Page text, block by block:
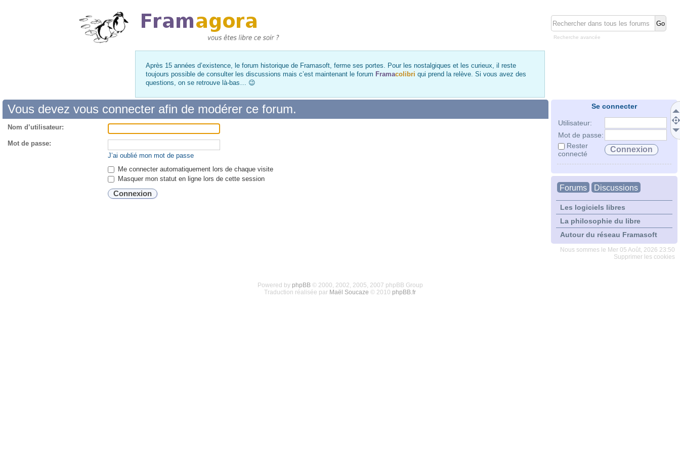
Recherche avancée
Après 15 années d’existence, le forum historique de Framasoft, ferme ses portes. Pour les nostalgiques et les curieux, il reste
toujours possible de consulter les discussions mais c’est maintenant le forum Framacolibri qui prend la relève. Si vous avez des
questions, on se retrouve là-bas… 😉
Se connecter
Utilisateur:
Mot de passe:
Rester
connecté
Forums Discussions
Les logiciels libres
La philosophie du libre
Autour du réseau Framasoft
Nous sommes le Mer 05 Août, 2026 23:50
Supprimer les cookies
Vous devez vous connecter afin de modérer ce forum.
Nom d’utilisateur:
Mot de passe:
J’ai oublié mon mot de passe
Me connecter automatiquement lors de chaque visite
Masquer mon statut en ligne lors de cette session
Powered by phpBB© 2000, 2002, 2005, 2007 phpBB Group
Traduction réalisée par Maël Soucaze © 2010 phpBB.fr